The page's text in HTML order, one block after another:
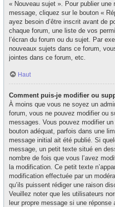
« Nouveau sujet ». Pour publier une
message, cliquez sur le bouton «
ayez besoin d’être inscrit avant de
chaque forum, une liste de vos
l’écran du forum ou du sujet. Par
nouveaux sujets dans ce forum,
jointes dans ce forum, etc.
Haut
Comment puis-je modifier ou
À moins que vous ne soyez un
forum, vous ne pouvez modifier ou
messages. Vous pouvez modifier
bouton adéquat, parfois dans une
message initial ait été publié. Si
message, un petit texte situé en
nombre de fois que vous l’avez
la modification. Ce petit texte
modification effectuée par un
qu’ils puissent rédiger une raison
Veuillez noter que les utilisateurs
leur propre message si une réponse